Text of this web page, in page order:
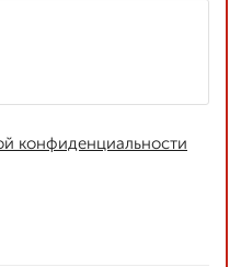
конфиденциальности